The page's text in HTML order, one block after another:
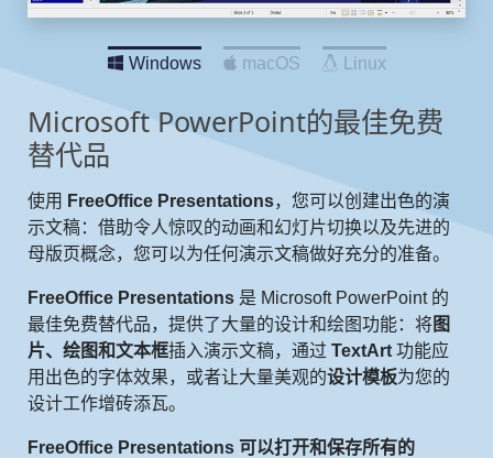
Windows macOS Linux
Microsoft PowerPoint的最佳免费
替代品
使用 FreeOffice Presentations，您可以创建出色的演
示文稿：借助令人惊叹的动画和幻灯片切换以及先进的
母版页概念，您可以为任何演示文稿做好充分的准备。
FreeOffice Presentations 是 Microsoft PowerPoint 的
最佳免费替代品，提供了大量的设计和绘图功能：将图
片、绘图和文本框插入演示文稿，通过 TextArt 功能应
用出色的字体效果，或者让大量美观的设计模板为您的
设计工作增砖添瓦。
FreeOffice Presentations 可以打开和保存所有的